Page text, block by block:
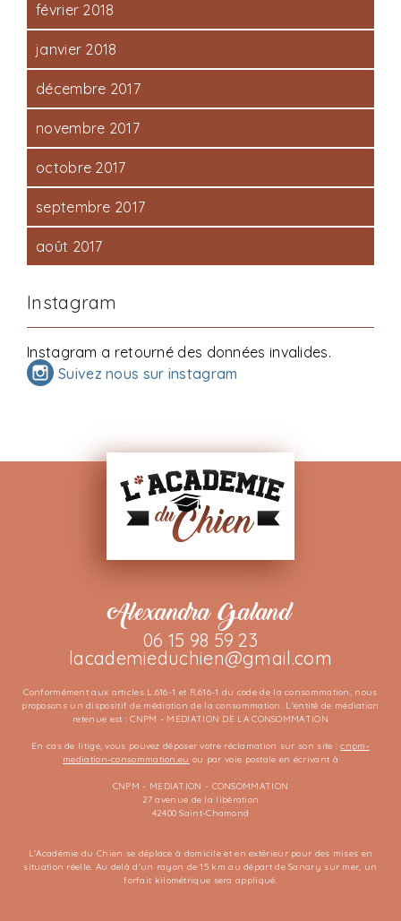
février 2018
janvier 2018
décembre 2017
novembre 2017
octobre 2017
septembre 2017
août 2017
Instagram
Instagram a retourné des données invalides.
Suivez nous sur instagram
Alexandra Galand
06 15 98 59 23
lacademieduchien@gmail.com
Conformément aux articles L.616-1 et R.616-1 du code de la consommation, nous
proposons un dispositif de médiation de la consommation. L'entité de médiation
retenue est : CNPM - MEDIATION DE LA CONSOMMATION
En cas de litige, vous pouvez déposer votre réclamation sur son site :cnpm-
mediation-consommation.eu ou par voie postale en écrivant à
CNPM - MEDIATION - CONSOMMATION
27 avenue de la libération
42400 Saint-Chamond
L'Académie du Chien se déplace à domicile et en extérieur pour des mises en
situation réelle. Au delà d'un rayon de 15 km au départ de Sanary sur mer, un
forfait kilométrique sera appliqué.